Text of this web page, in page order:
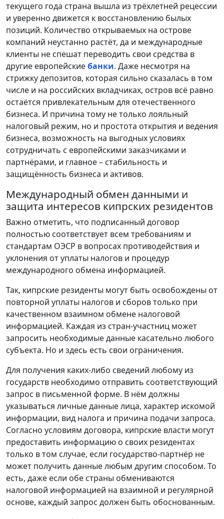
текущего года страна вышла из трёхлетней рецессии
и уверенно движется к восстановлению былых
позиций. Количество открываемых на острове
компаний неустанно растёт, да и международные
клиенты не спешат переводить свои средства в
другие европейскиебанки. Даже несмотря на
стрижку депозитов, которая сильно сказалась в том
числе и на российских вкладчиках, остров всё равно
остаётся привлекательным для отечественного
бизнеса. И причина тому не только лояльный
налоговый режим, но и простота открытия и ведения
бизнеса, возможность на выгодных условиях
сотрудничать с европейскими заказчиками и
партнёрами, и главное – стабильность и
защищённость бизнеса и активов.
Международный обмен данными и
защита интересов кипрских резидентов
Важно отметить, что подписанный договор
полностью соответствует всем требованиям и
стандартам ОЭСР в вопросах противодействия и
уклонения от уплаты налогов и процедур
международного обмена информацией.
Так, кипрские резиденты могут быть освобождены от
повторной уплаты налогов и сборов только при
качественном взаимном обмене налоговой
информацией. Каждая из стран-участниц может
запросить необходимые данные касательно любого
субъекта. Но и здесь есть свои ограничения.
Для получения каких-либо сведений любому из
государств необходимо отправить соответствующий
запрос в письменной форме. В нём должны
указываться личные данные лица, характер искомой
информации, вид налога и причина подачи запроса.
Согласно условиям договора, кипрские власти могут
предоставить информацию о своих резидентах
только в том случае, если государство-партнёр не
может получить данные любым другим способом. То
есть, даже если обе страны обмениваются
налоговой информацией на взаимной и регулярной
основе, каждый запрос должен быть обоснованным.